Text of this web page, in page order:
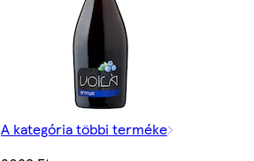
A kategória többi terméke